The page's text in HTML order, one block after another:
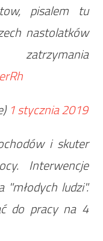
pisalem tu
nastolatków
1 stycznia 2019
i skuter
Interwencje
ludzi".
do pracy na 4